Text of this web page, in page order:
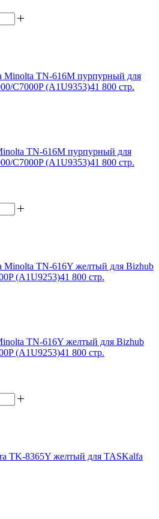
TN-616M пурпурный для
C7000P (A1U9353)41 800 стр.
TN-616Y желтый для Bizhub
(A1U9253)41 800 стр.